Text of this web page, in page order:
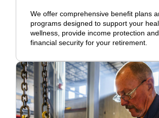
We offer comprehensive benefit plans
programs designed to support your
wellness, provide income protection
financial security for your retirement.